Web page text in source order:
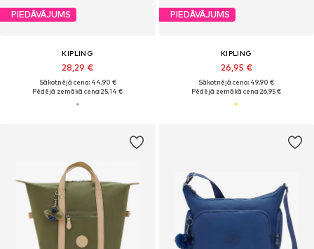
PIEDĀVĀJUMS
KIPLING
28,29 €
Sākotnējā cena: 44,90 €
Pēdējā zemākā cena:25,14 €
PIEDĀVĀJUMS
KIPLING
26,95 €
Sākotnējā cena: 49,90 €
Pēdējā zemākā cena:26,95 €